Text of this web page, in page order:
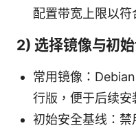
配置带宽上限以符
2) 选择镜像与初
常用镜像：
行版，便于后续安
初始安全基线：禁